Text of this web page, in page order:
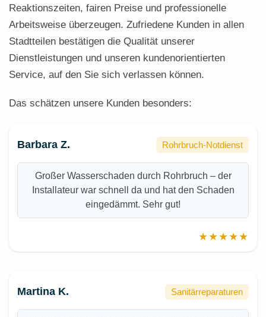
Reaktionszeiten, fairen Preise und professionelle
Arbeitsweise überzeugen. Zufriedene Kunden in allen
Stadtteilen bestätigen die Qualität unserer
Dienstleistungen und unseren kundenorientierten
Service, auf den Sie sich verlassen können.
Das schätzen unsere Kunden besonders:
Barbara Z. Rohrbruch-Notdienst
Großer Wasserschaden durch Rohrbruch – der
Installateur war schnell da und hat den Schaden
eingedämmt. Sehr gut!
★★★★★
Martina K. Sanitärreparaturen